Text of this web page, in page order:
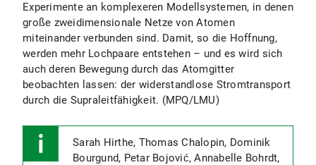
Experimente an komplexeren Modellsystemen, in denen
große zweidimensionale Netze von Atomen
miteinander verbunden sind. Damit, so die Hoffnung,
werden mehr Lochpaare entstehen – und es wird sich
auch deren Bewegung durch das Atomgitter
beobachten lassen: der widerstandlose Stromtransport
durch die Supraleitfähigkeit. (MPQ/LMU)
Sarah Hirthe, Thomas Chalopin, Dominik
Bourgund, Petar Bojović, Annabelle Bohrdt,